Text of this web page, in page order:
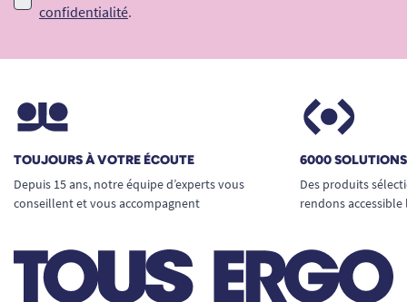
confidentialité.
TOUJOURS À VOTRE ÉCOUTE
Depuis 15 ans, notre équipe d’experts vous
conseillent et vous accompagnent
6000
Des produits
rendons